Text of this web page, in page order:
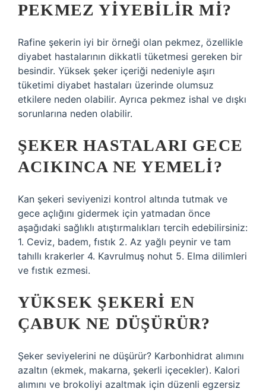
PEKMEZ YIYEBILIR MI?
Rafine şekerin iyi bir örneği olan pekmez, özellikle
diyabet hastalarının dikkatli tüketmesi gereken bir
besindir. Yüksek şeker içeriği nedeniyle aşırı
tüketimi diyabet hastaları üzerinde olumsuz
etkilere neden olabilir. Ayrıca pekmez ishal ve dışkı
sorunlarına neden olabilir.
ŞEKER HASTALARI GECE
ACIKINCA NE YEMELI?
Kan şekeri seviyenizi kontrol altında tutmak ve
gece açlığını gidermek için yatmadan önce
aşağıdaki sağlıklı atıştırmalıkları tercih edebilirsiniz:
1. Ceviz, badem, fıstık 2. Az yağlı peynir ve tam
tahıllı krakerler 4. Kavrulmuş nohut 5. Elma dilimleri
ve fıstık ezmesi.
YÜKSEK ŞEKERI EN
ÇABUK NE DÜŞÜRÜR?
Şeker seviyelerini ne düşürür? Karbonhidrat alımını
azaltın (ekmek, makarna, şekerli içecekler). Kalori
alımını ve brokoliyi azaltmak için düzenli egzersiz